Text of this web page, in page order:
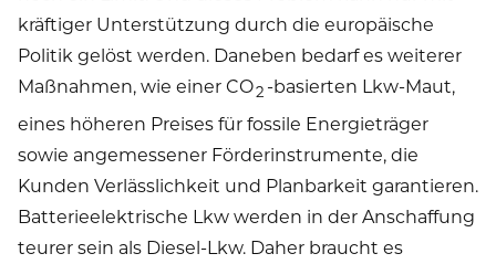
kräftiger Unterstützung durch die europäische
Politik gelöst werden. Daneben bedarf es weiterer
Maßnahmen, wie einer CO2 -basierten Lkw-Maut,
eines höheren Preises für fossile Energieträger
sowie angemessener Förderinstrumente, die
Kunden Verlässlichkeit und Planbarkeit garantieren.
Batterieelektrische Lkw werden in der Anschaffung
teurer sein als Diesel-Lkw. Daher braucht es